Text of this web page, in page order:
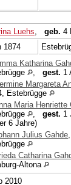
Luehs geb. 4
1874
Katharina
gest. 1
Margareta
Estebrügge
Maria Henriette
gest. 1
6 Jahre)
Julius Gahde
Catharina
Altona
2010